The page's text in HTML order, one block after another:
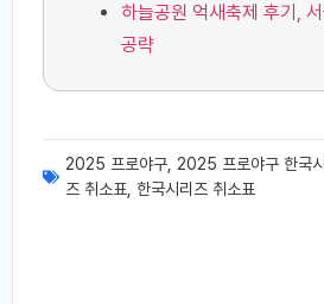
하늘공원 억새축제 후기,
공략
2025 프로야구 2025 프로야구 한국
즈 취소표 한국시리즈 취소표